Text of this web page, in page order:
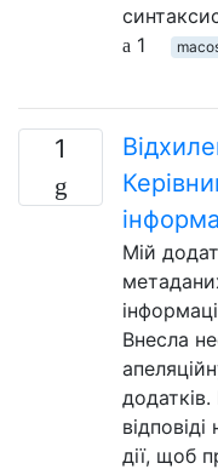
1
1
Мій
Внесла
дії, щоб